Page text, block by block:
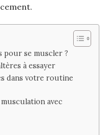
pour se muscler ?
à essayer
dans votre routine
avec